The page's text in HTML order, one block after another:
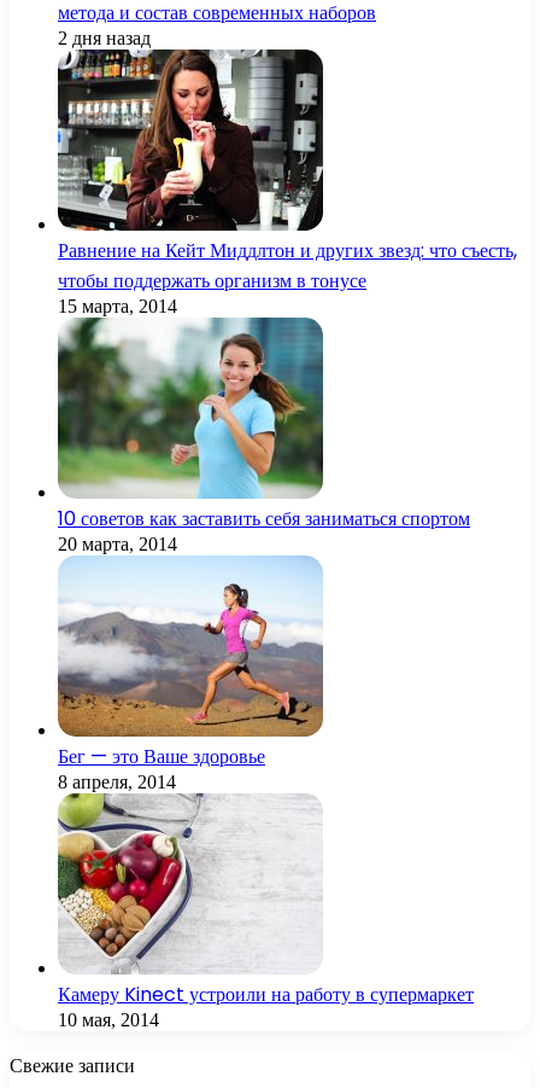
метода и состав современных наборов
2 дня назад
Равнение на Кейт Миддлтон и других звезд: что съесть,
чтобы поддержать организм в тонусе
15 марта, 2014
10 советов как заставить себя заниматься спортом
20 марта, 2014
Бег — это Ваше здоровье
8 апреля, 2014
Камеру Kinect устроили на работу в супермаркет
10 мая, 2014
Свежие записи